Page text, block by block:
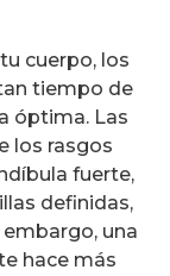
cuerpo, los
tiempo de
óptima. Las
los rasgos
fuerte,
definidas,
una
hace más